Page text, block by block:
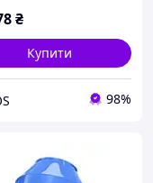
₴
Купити
98%